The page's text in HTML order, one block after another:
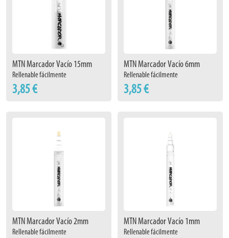
MTN Marcador Vacío 15mm
Rellenable fácilmente
3,85 €
MTN Marcador Vacío 6mm
Rellenable fácilmente
3,85 €
MTN Marcador Vacío 2mm
Rellenable fácilmente
MTN Marcador Vacío 1mm
Rellenable fácilmente